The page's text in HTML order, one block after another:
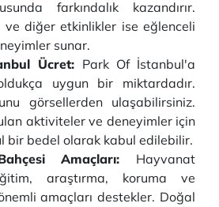
farkındalık kazandırır.
ve diğer etkinlikler ise eğlenceli
sunar.
Ücret: Park Of İstanbul'a
uygun bir miktardadır.
görsellerden ulaşabilirsiniz.
aktiviteler ve deneyimler için
bir bedel olarak kabul edilebilir.
Amaçları: Hayvanat
araştırma, koruma ve
amaçları destekler. Doğal